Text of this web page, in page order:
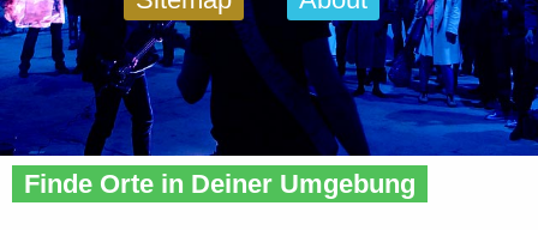
Home» Frankfurt
Finde Orte in Deiner Umgebung
Frankfurt Diary
Activity
Recent Posts